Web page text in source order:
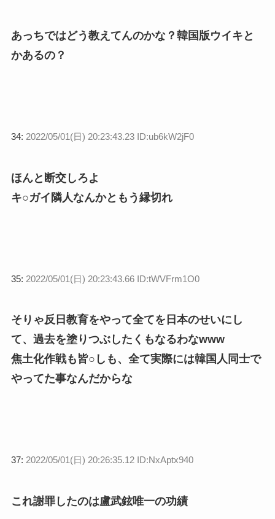
あっちではどう教えてんのかな？韓国版ウイキと
かあるの？
34: 2022/05/01(日) 20:23:43.23 ID:ub6kW2jF0
ほんと断交しろよ
キ○ガイ隣人なんかともう縁切れ
35: 2022/05/01(日) 20:23:43.66 ID:tWVFrm1O0
そりゃ反日教育をやって全てを日本のせいにし
て、過去を塗りつぶしたくもなるわなwww
焦土化作戦も皆○しも、全て実際には韓国人同士で
やってた事なんだからな
37: 2022/05/01(日) 20:26:35.12 ID:NxAptx940
これ謝罪したのは盧武鉉唯一の功績